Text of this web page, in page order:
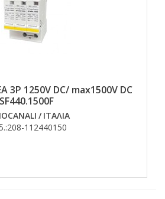
1250V DC/ max1500V DC
SF440.1500F
/ ΙΤΑΛΙΑ
208-112440150